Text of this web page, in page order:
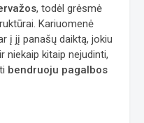
, todėl grėsmė
Kariuomenė
į jį panašų daiktą, jokiu
niekaip kitaip nejudinti,
bendruoju pagalbos